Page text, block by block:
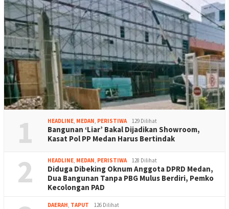
1 HEADLINE, MEDAN, PERISTIWA 129 Dilihat
Bangunan ‘Liar’ Bakal Dijadikan Showroom,
Kasat Pol PP Medan Harus Bertindak
2 HEADLINE, MEDAN, PERISTIWA 128 Dilihat
Diduga Dibeking Oknum Anggota DPRD Medan,
Dua Bangunan Tanpa PBG Mulus Berdiri, Pemko
Kecolongan PAD
DAERAH, TAPUT 126 Dilihat